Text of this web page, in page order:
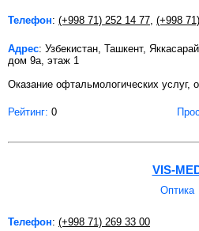
Телефон: (+998 71) 252 14 77, (+998
Адрес: Узбекистан, Ташкент,
дом 9а, этаж 1
Оказание офтальмологических услуг,
Рейтинг: 0
VIS-
Оптика
Телефон: (+998 71) 269 33 00